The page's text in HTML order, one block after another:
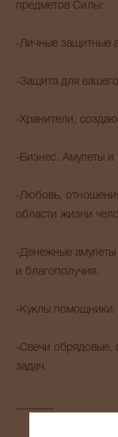
предметов Силы:
-Личные защитные
-Защита для
-Хранители,
-Бизнес. Амулеты и
-Любовь,
области жизни
-Денежные амулеты
и благополучия.
-Куклы помощники.
-Свечи обрядовые,
задач.